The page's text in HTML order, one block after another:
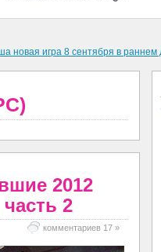
2012
2
комментариев 17 »